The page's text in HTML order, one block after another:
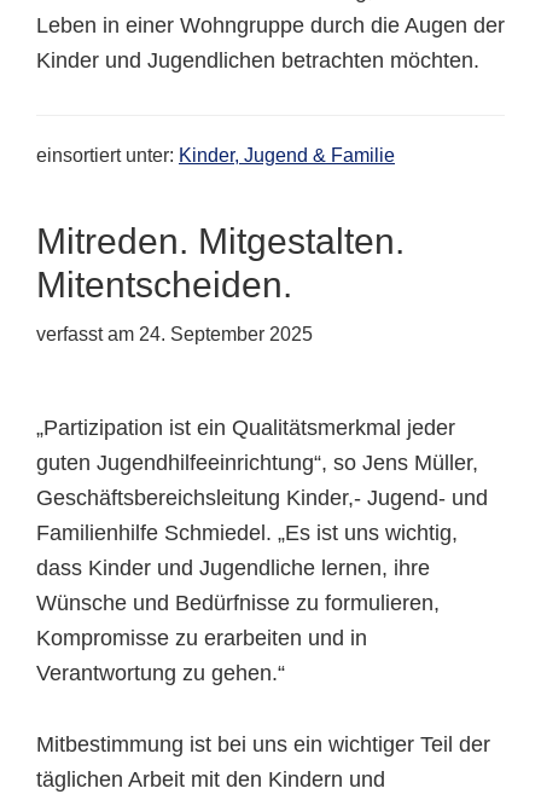
Leben in einer Wohngruppe durch die Augen der
Kinder und Jugendlichen betrachten möchten.
einsortiert unter: Kinder, Jugend & Familie
Mitreden. Mitgestalten.
Mitentscheiden.
verfasst am 24. September 2025
„Partizipation ist ein Qualitätsmerkmal jeder
guten Jugendhilfeeinrichtung“, so Jens Müller,
Geschäftsbereichsleitung Kinder,- Jugend- und
Familienhilfe Schmiedel. „Es ist uns wichtig,
dass Kinder und Jugendliche lernen, ihre
Wünsche und Bedürfnisse zu formulieren,
Kompromisse zu erarbeiten und in
Verantwortung zu gehen.“
Mitbestimmung ist bei uns ein wichtiger Teil der
täglichen Arbeit mit den Kindern und